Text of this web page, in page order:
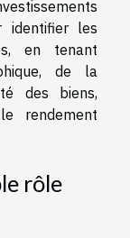
identifier les
en tenant
de la
des biens,
rendement
rôle